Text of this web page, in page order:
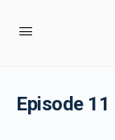
Episode